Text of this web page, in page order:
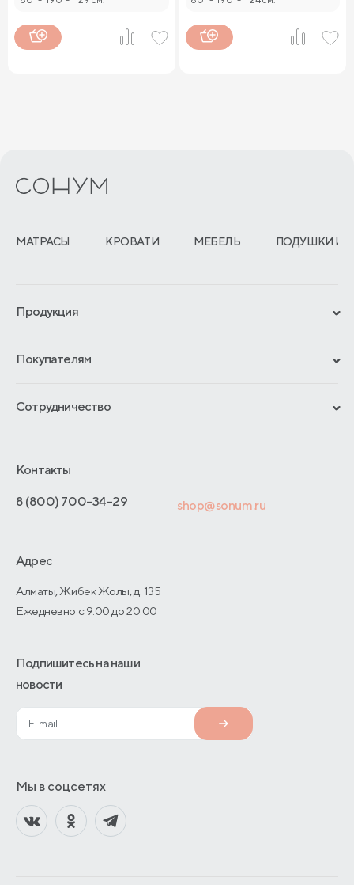
МАТРАСЫ КРОВАТИ МЕБЕЛЬ ПОДУШКИ И
Продукция
Гарантии
Отзывы покупателей
Покупателям
Обмен и возврат
Адреса магазинов
Договор-оферты
Сотрудничество
Отельерам
Контакты
8 (800) 700-34-29 shop@sonum.ru
Адрес
Алматы, Жибек Жолы, д. 135
Ежедневно с 9:00 до 20:00
Подпишитесь на наши
новости
Мы в соцсетях